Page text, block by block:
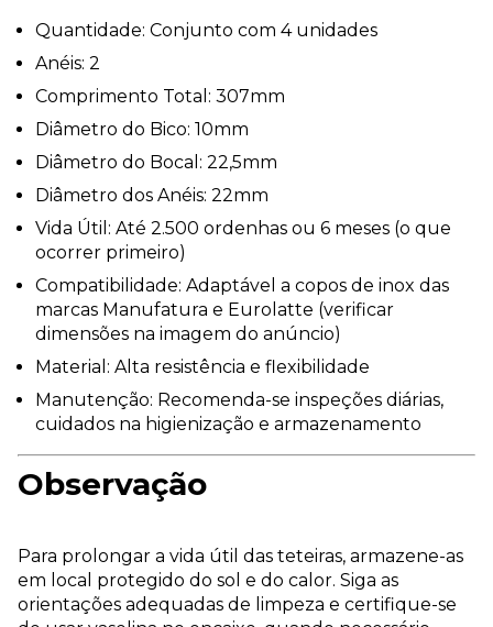
Quantidade: Conjunto com 4 unidades
Anéis: 2
Comprimento Total: 307mm
Diâmetro do Bico: 10mm
Diâmetro do Bocal: 22,5mm
Diâmetro dos Anéis: 22mm
Vida Útil: Até 2.500 ordenhas ou 6 meses (o que
ocorrer primeiro)
Compatibilidade: Adaptável a copos de inox das
marcas Manufatura e Eurolatte (verificar
dimensões na imagem do anúncio)
Material: Alta resistência e flexibilidade
Manutenção: Recomenda-se inspeções diárias,
cuidados na higienização e armazenamento
Observação
Para prolongar a vida útil das teteiras, armazene-as
em local protegido do sol e do calor. Siga as
orientações adequadas de limpeza e certifique-se